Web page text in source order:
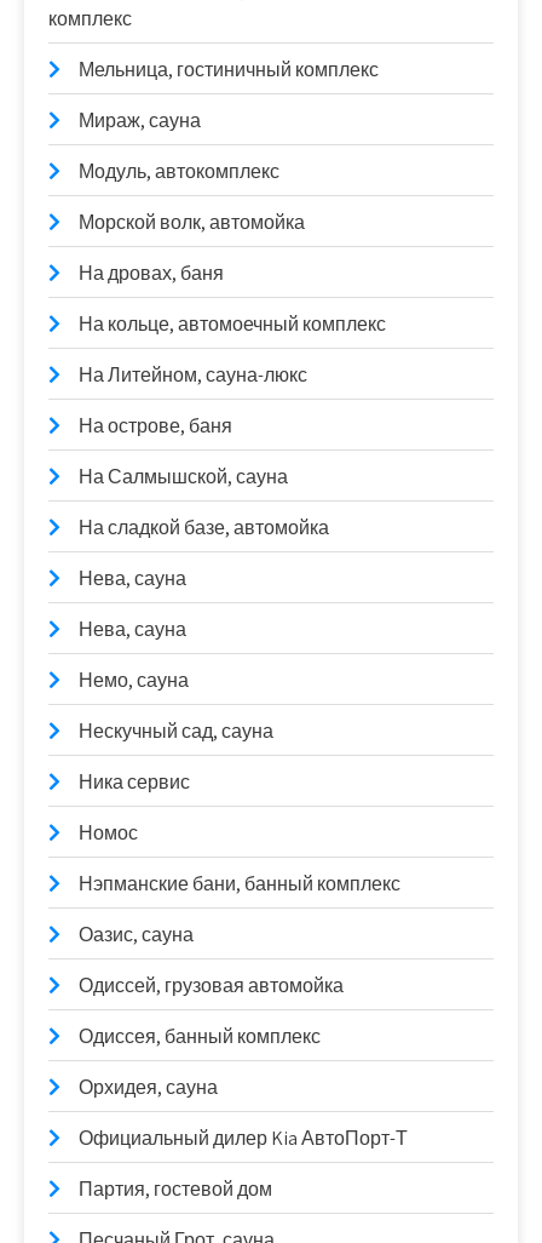
комплекс
Мельница, гостиничный комплекс
Мираж, сауна
Модуль, автокомплекс
Морской волк, автомойка
На дровах, баня
На кольце, автомоечный комплекс
На Литейном, сауна-люкс
На острове, баня
На Салмышской, сауна
На сладкой базе, автомойка
Нева, сауна
Нева, сауна
Немо, сауна
Нескучный сад, сауна
Ника сервис
Номос
Нэпманские бани, банный комплекс
Оазис, сауна
Одиссей, грузовая автомойка
Одиссея, банный комплекс
Орхидея, сауна
Официальный дилер Kia АвтоПорт-Т
Партия, гостевой дом